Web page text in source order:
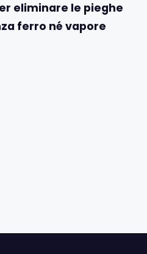
eliminare le pieghe
ferro né vapore